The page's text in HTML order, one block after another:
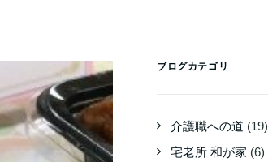
ブログカテゴリ
介護職への道 (19)
宅老所 和が家 (6)